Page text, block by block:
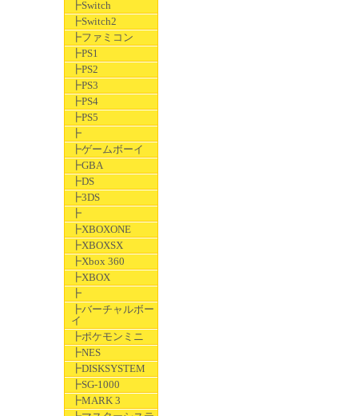
┣Switch
┣Switch2
┣ファミコン
┣PS1
┣PS2
┣PS3
┣PS4
┣PS5
┣
┣ゲームボーイ
┣GBA
┣DS
┣3DS
┣
┣XBOXONE
┣XBOXSX
┣Xbox 360
┣XBOX
┣
┣バーチャルボー
イ
┣ポケモンミニ
┣NES
┣DISKSYSTEM
┣SG-1000
┣MARK 3